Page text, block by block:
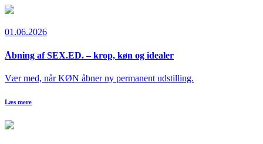
01.06.2026
Åbning af SEX.ED. – krop, køn og idealer
Vær med, når KØN åbner ny permanent udstilling.
Læs mere